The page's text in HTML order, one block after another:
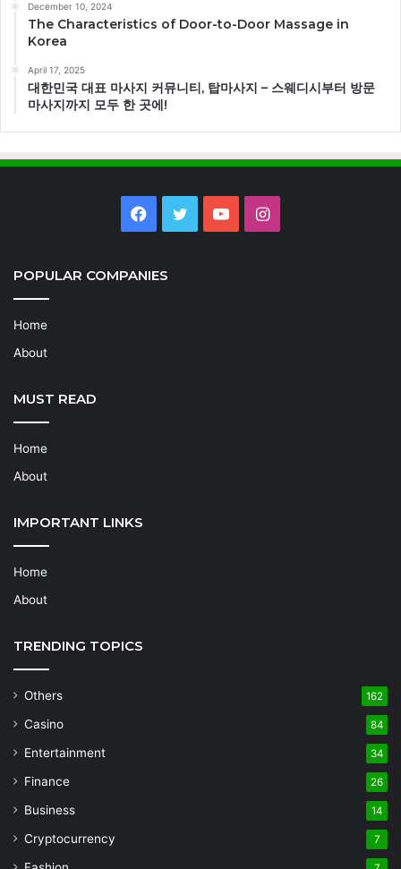
December 10, 2024
The Characteristics of Door-to-Door Massage in
Korea
April 17, 2025
대한민국 대표 마사지 커뮤니티, 탑마사지 – 스웨디시부터 방문
마사지까지 모두 한 곳에!
Facebook
Twitter YouTubeInstagram
POPULAR COMPANIES
Home
About
MUST READ
Home
About
IMPORTANT LINKS
Home
About
TRENDING TOPICS
Others 162
Casino 84
Entertainment 34
Finance 26
Business 14
Cryptocurrency 7